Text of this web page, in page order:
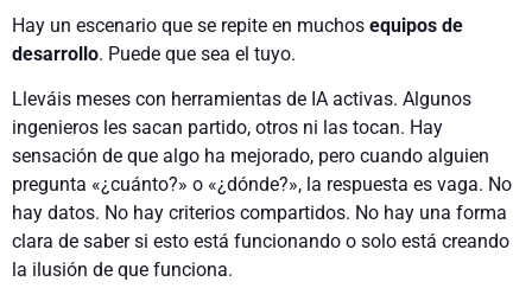
Hay un escenario que se repite en muchos equipos de
desarrollo. Puede que sea el tuyo.
Lleváis meses con herramientas de IA activas. Algunos
ingenieros les sacan partido, otros ni las tocan. Hay
sensación de que algo ha mejorado, pero cuando alguien
pregunta «¿cuánto?» o «¿dónde?», la respuesta es vaga. No
hay datos. No hay criterios compartidos. No hay una forma
clara de saber si esto está funcionando o solo está creando
la ilusión de que funciona.